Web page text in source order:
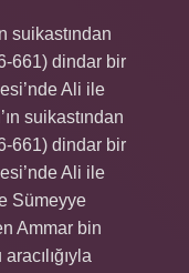
suikastından
661) dindar bir
Ali ile
suikastından
661) dindar bir
Ali ile
Sümeyye
Ammar bin